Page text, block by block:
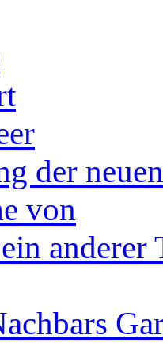
der
von
anderer